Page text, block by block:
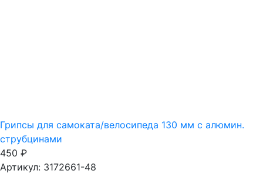
Грипсы для самоката/велосипеда 130 мм с алюмин.
струбцинами
450 ₽
Артикул: 3172661-48